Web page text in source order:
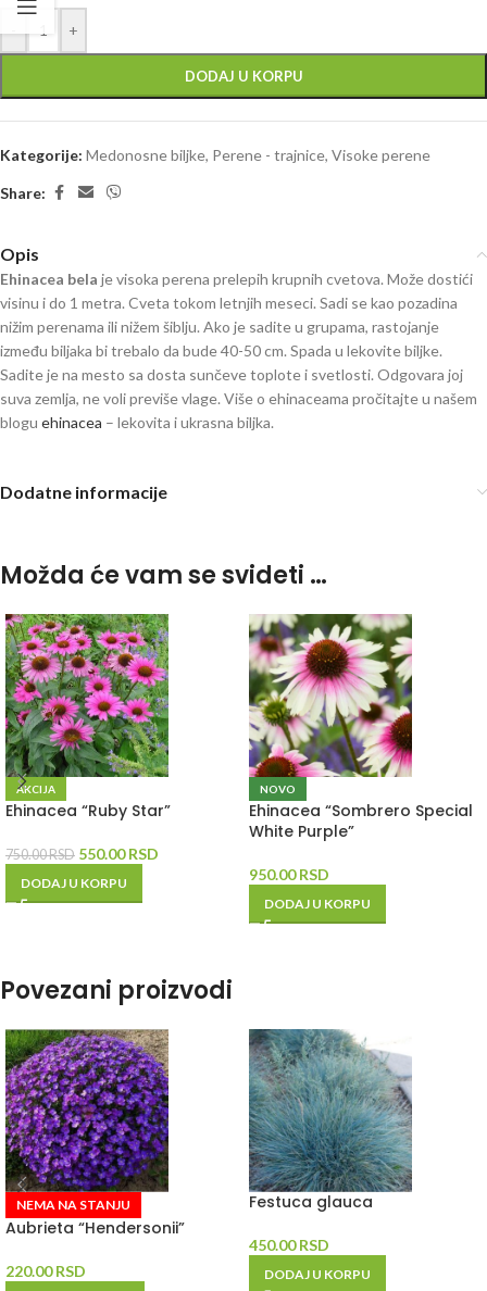
- +
DODAJ U KORPU
Kategorije: Medonosne biljke, Perene - trajnice, Visoke perene
Share:
Opis
Ehinacea bela je visoka perena prelepih krupnih cvetova. Može dostići
visinu i do 1 metra. Cveta tokom letnjih meseci. Sadi se kao pozadina
nižim perenama ili nižem šiblju. Ako je sadite u grupama, rastojanje
između biljaka bi trebalo da bude 40-50 cm. Spada u lekovite biljke.
Sadite je na mesto sa dosta sunčeve toplote i svetlosti. Odgovara joj
suva zemlja, ne voli previše vlage. Više o ehinaceama pročitajte u našem
blogu ehinacea – lekovita i ukrasna biljka.
Dodatne informacije
Možda će vam se svideti …
AKCIJA
Ehinacea “Ruby Star”
750.00RSD 550.00RSD
DODAJ U KORPU
NOVO
Ehinacea “Sombrero Special
White Purple”
950.00RSD
DODAJ U KORPU
Povezani proizvodi
NEMA NA STANJU
Aubrieta “Hendersonii”
220.00RSD
Festuca glauca
450.00RSD
DODAJ U KORPU